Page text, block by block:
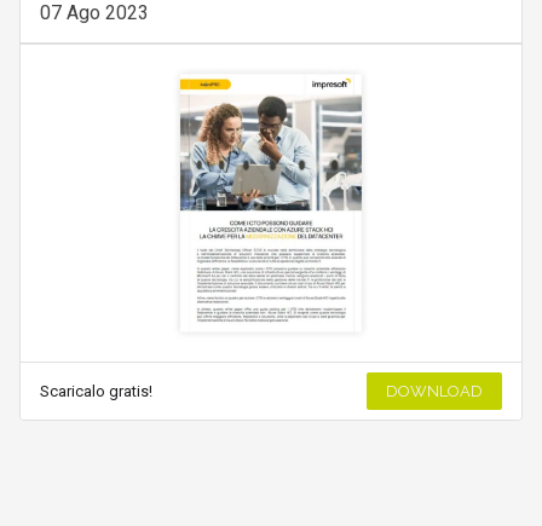
07 Ago 2023
Scaricalo gratis! DOWNLOAD